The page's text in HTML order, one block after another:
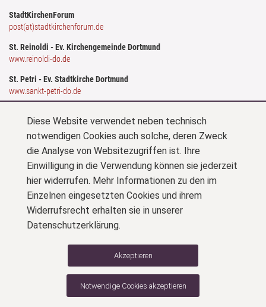
StadtKirchenForum
​​​​​​​post(at)stadtkirchenforum.de
St. Reinoldi - Ev. Kirchengemeinde Dortmund
www.reinoldi-do.de
St. Petri - Ev. Stadtkirche Dortmund
www.sankt-petri-do.de
www.st-marien-dortmund.de
Stiftung Denkmalswerte Kirchen
www.denkmalswert.de
spenDObel - das Dortmunder Spendenparlament
Evangelische Kirche von Westfalen (EKvW)
www.evangelisch-in-westfalen.de
Diese Website verwendet neben technisch
notwendigen Cookies auch solche, deren Zweck
die Analyse von Websitezugriffen ist. Ihre
Einwilligung in die Verwendung können sie jederzeit
hier widerrufen. Mehr Informationen zu den im
Einzelnen eingesetzten Cookies und ihrem
Widerrufsrecht erhalten sie in unserer
Datenschutzerklärung.